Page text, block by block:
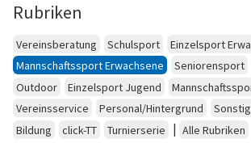
Rubriken
Vereinsberatung Schulsport
Einzelsport
Mannschaftssport Erwachsene
Seniorensport
Outdoor
Einzelsport Jugend
Vereinsservice
Personal/Hintergrund
Bildung
click-TT Turnierserie | Alle Rubriken